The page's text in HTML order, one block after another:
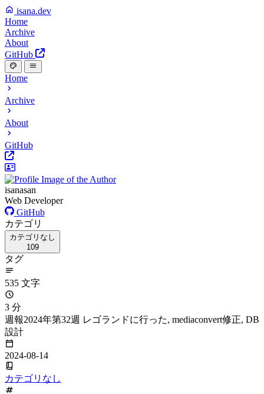
isana.dev
Home
Archive
About
GitHub
Home
Archive
About
GitHub
isanasan
Web Developer
GitHub
カテゴリ
カテゴリなし
109
タグ
535 文字
3 分
週報2024年第32週 レゴランドに行った, mediaconvert修正, DB
設計
2024-08-14
カテゴリなし